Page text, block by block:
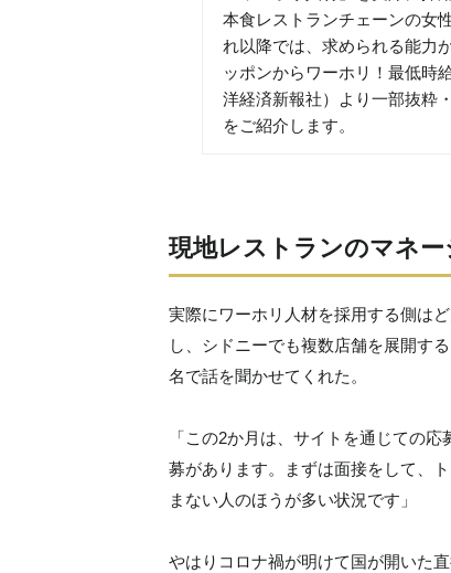
本食レストランチェーンの女
れ以降では、求められる能力
ッポンからワーホリ！最低時
洋経済新報社）より一部抜粋
をご紹介します。
現地レストランのマネ
実際にワーホリ人材を採用する側は
し、シドニーでも複数店舗を展開す
名で話を聞かせてくれた。
「この2か月は、サイトを通じての
募があります。まずは面接をして、
まない人のほうが多い状況です」
やはりコロナ禍が明けて国が開いた